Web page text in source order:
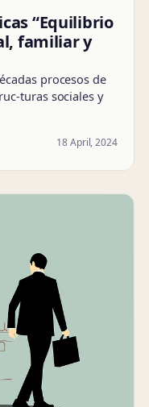
“Equilibrio
familiar y
procesos de
turas sociales y
18 April, 2024